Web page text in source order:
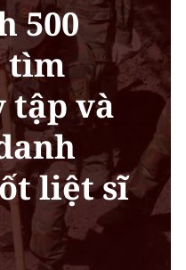
500
tìm
tập và
liệt sĩ